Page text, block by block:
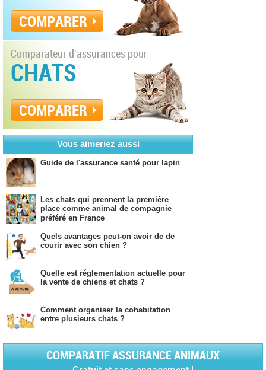
COMPARER
Comparateur d'assurances pour
CHATS
COMPARER
Vous aimeriez aussi
Guide de l'assurance santé pour lapin
Les chats qui prennent la première
place comme animal de compagnie
préféré en France
Quels avantages peut-on avoir de de
courir avec son chien ?
Quelle est réglementation actuelle pour
la vente de chiens et chats ?
Comment organiser la cohabitation
entre plusieurs chats ?
COMPARATIF ASSURANCE ANIMAUX